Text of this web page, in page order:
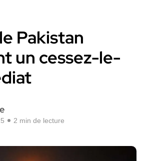
Pakistan
un cessez-le-
2 min de lecture